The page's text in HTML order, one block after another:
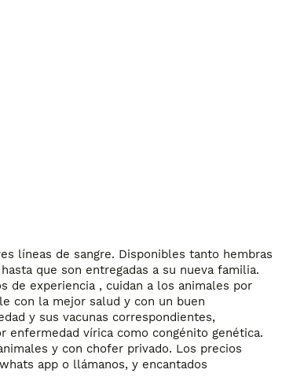
líneas de sangre. Disponibles tanto hembras
que son entregadas a su nueva familia.
de experiencia , cuidan a los animales por
con la mejor salud y con un buen
y sus vacunas correspondientes,
enfermedad vírica como congénito genética.
y con chofer privado. Los precios
app o llámanos, y encantados